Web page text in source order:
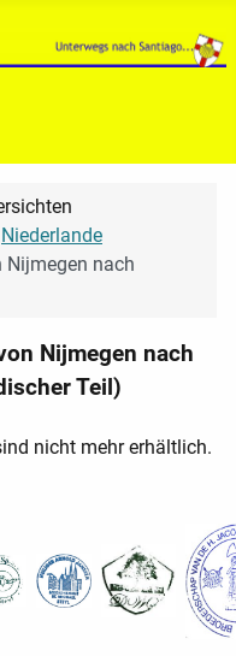
Niederlande
Nijmegen nach
Nijmegen nach
Teil)
nicht mehr erhältlich.